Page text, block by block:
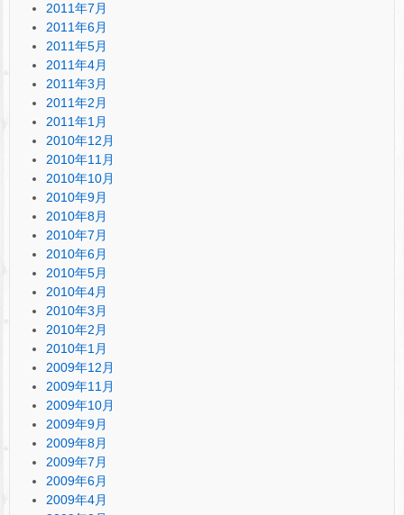
2011年7月
2011年6月
2011年5月
2011年4月
2011年3月
2011年2月
2011年1月
2010年12月
2010年11月
2010年10月
2010年9月
2010年8月
2010年7月
2010年6月
2010年5月
2010年4月
2010年3月
2010年2月
2010年1月
2009年12月
2009年11月
2009年10月
2009年9月
2009年8月
2009年7月
2009年6月
2009年4月